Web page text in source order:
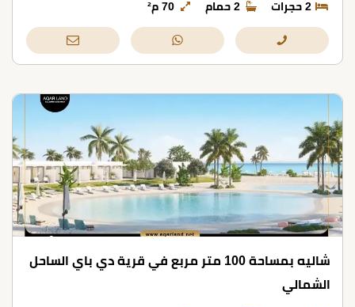
2 حجرات 2 حمام 70 م²
شاليه بمساحة 100 متر مربع في قرية دي باي الساحل
الشمالي